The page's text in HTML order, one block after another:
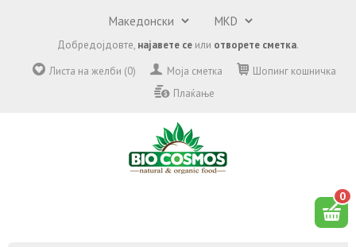
Добредојдовте, најавете се или отворете сметка.
Листа на желби (0)
Моја сметка
Шопинг кошничка
Плаќање
0